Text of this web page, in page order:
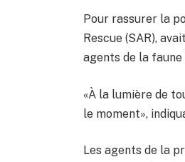
Pour rassurer la
Rescue (SAR),
agents de la
«À la lumière de
le moment»,
Les agents de la